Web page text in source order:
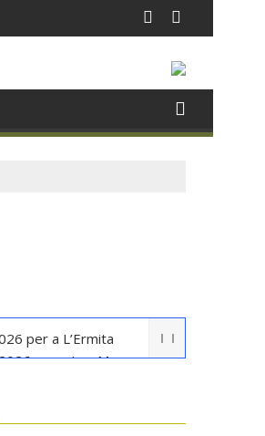
per a L’Ermita
per a Les Manyes
Pernil Cerretà